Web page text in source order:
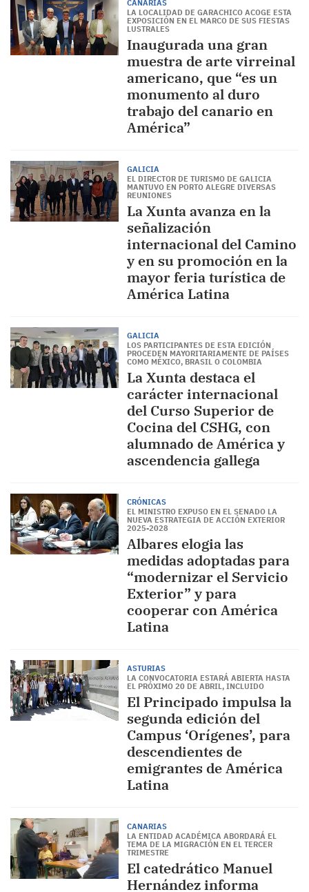
CANARIAS
LA LOCALIDAD DE GARACHICO ACOGE ESTA
EXPOSICIÓN EN EL MARCO DE SUS FIESTAS
LUSTRALES
Inaugurada una gran
muestra de arte virreinal
americano, que “es un
monumento al duro
trabajo del canario en
América”
GALICIA
EL DIRECTOR DE TURISMO DE GALICIA
MANTUVO EN PORTO ALEGRE DIVERSAS
REUNIONES
La Xunta avanza en la
señalización
internacional del Camino
y en su promoción en la
mayor feria turística de
América Latina
GALICIA
LOS PARTICIPANTES DE ESTA EDICIÓN
PROCEDEN MAYORITARIAMENTE DE PAÍSES
COMO MÉXICO, BRASIL O COLOMBIA
La Xunta destaca el
carácter internacional
del Curso Superior de
Cocina del CSHG, con
alumnado de América y
ascendencia gallega
CRÓNICAS
EL MINISTRO EXPUSO EN EL SENADO LA
NUEVA ESTRATEGIA DE ACCIÓN EXTERIOR
2025-2028
Albares elogia las
medidas adoptadas para
“modernizar el Servicio
Exterior” y para
cooperar con América
Latina
ASTURIAS
LA CONVOCATORIA ESTARÁ ABIERTA HASTA
EL PRÓXIMO 20 DE ABRIL, INCLUIDO
El Principado impulsa la
segunda edición del
Campus ‘Orígenes’, para
descendientes de
emigrantes de América
Latina
CANARIAS
LA ENTIDAD ACADÉMICA ABORDARÁ EL
TEMA DE LA MIGRACIÓN EN EL TERCER
TRIMESTRE
El catedrático Manuel
Hernández informa